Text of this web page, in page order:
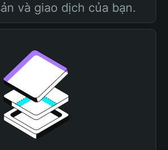
và giao dịch của bạn.